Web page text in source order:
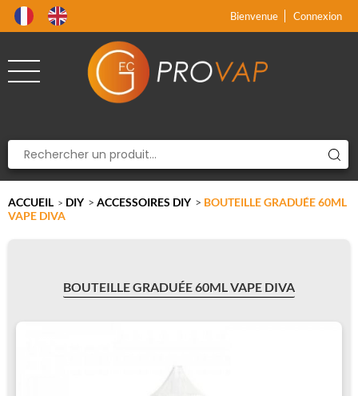
Bienvenue Connexion
ACCUEIL > DIY > ACCESSOIRES DIY > BOUTEILLE GRADUÉE 60ML
VAPE DIVA
BOUTEILLE GRADUÉE 60ML VAPE DIVA
x
x